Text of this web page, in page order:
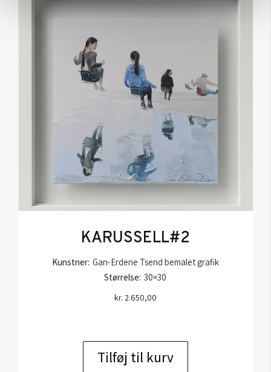
KARUSSELL#2
Kunstner: Gan-Erdene Tsend bemalet grafik
Størrelse: 30×30
kr. 2.650,00
Tilføj til kurv